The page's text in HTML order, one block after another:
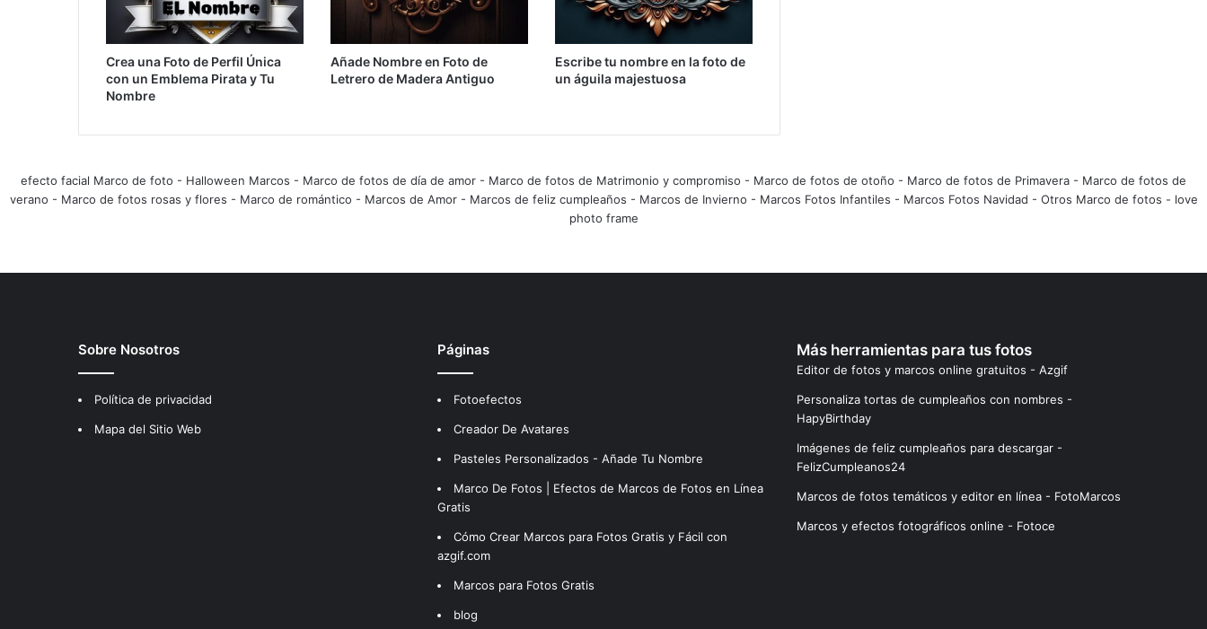
Crea una Foto de Perfil Única
con un Emblema Pirata y Tu
Nombre
Añade Nombre en Foto de
Letrero de Madera Antiguo
Escribe tu nombre en la foto de
un águila majestuosa
efecto facial Marco de foto - Halloween Marcos - Marco de fotos de día de amor - Marco de fotos de Matrimonio y compromiso - Marco de fotos de otoño - Marco de fotos de Primavera - Marco de fotos de
verano - Marco de fotos rosas y flores - Marco de romántico - Marcos de Amor- Marcos de feliz cumpleaños - Marcos de Invierno - Marcos Fotos Infantiles - Marcos Fotos Navidad - Otros Marco de fotos - love
photo frame
Sobre Nosotros
Política de privacidad
Mapa del Sitio Web
Páginas
Fotoefectos
Creador De Avatares
Pasteles Personalizados - Añade Tu Nombre
Marco De Fotos | Efectos de Marcos de Fotos en Línea
Gratis
Cómo Crear Marcos para Fotos Gratis y Fácil con
azgif.com
Marcos para Fotos Gratis
blog
Más herramientas para tus fotos
Editor de fotos y marcos online gratuitos - Azgif
Personaliza tortas de cumpleaños con nombres -
HapyBirthday
Imágenes de feliz cumpleaños para descargar -
FelizCumpleanos24
Marcos de fotos temáticos y editor en línea - FotoMarcos
Marcos y efectos fotográficos online - Fotoce